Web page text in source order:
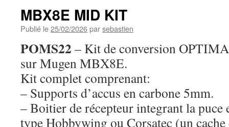
MBX8E MID KIT
Publié le25/02/2026parsebastien
POMS22 – Kit de conversion
sur Mugen MBX8E.
Kit complet comprenant:
– Supports d’accus en carbone 5mm.
– Boitier de récepteur integrant la puce
type Hobbywing ou Corsatec (un